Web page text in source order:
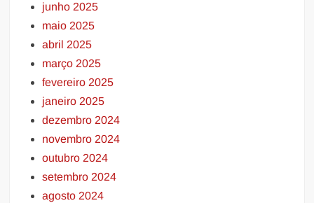
junho 2025
maio 2025
abril 2025
março 2025
fevereiro 2025
janeiro 2025
dezembro 2024
novembro 2024
outubro 2024
setembro 2024
agosto 2024